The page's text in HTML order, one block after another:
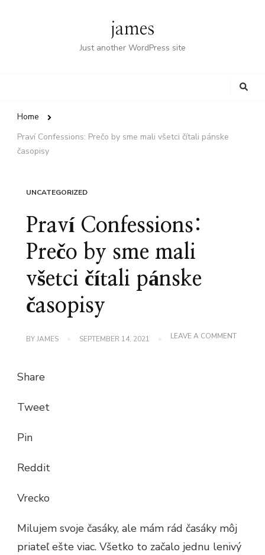
james
Just another WordPress site
Home
Praví Confessions: Prečo by sme mali všetci čítali pánske
časopisy
UNCATEGORIZED
Praví Confessions:
Prečo by sme mali
všetci čítali pánske
časopisy
BYJAMES SEPTEMBER 14, 2021 LEAVE A COMMENTON
Share
Tweet
Pin
Reddit
Vrecko
Milujem svoje časáky, ale mám rád časáky môj
priateľ ešte viac. Všetko to začalo jednu lenivý